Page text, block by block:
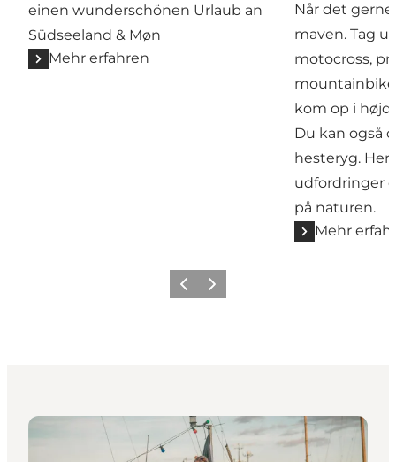
einen wunderschönen Urlaub an
Südseeland & Møn
Mehr erfahren
Når det
maven. Tag
motocross,
kom op i
Du kan også
hesteryg. Her
udfordringer
på naturen.
Mehr
ZurückWeiter